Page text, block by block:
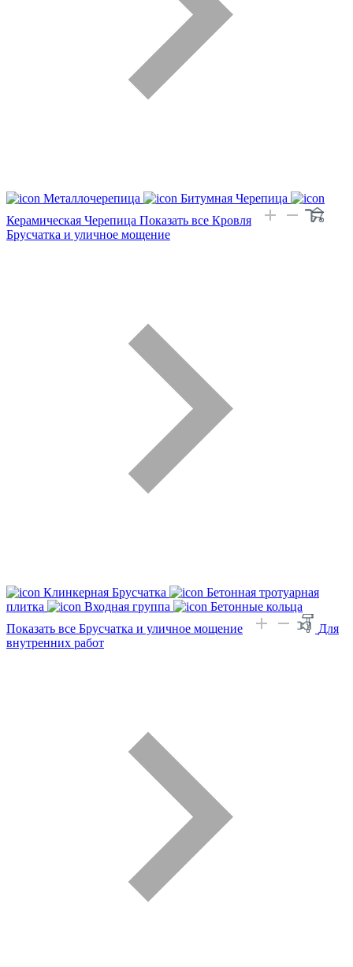
Металлочерепица
Битумная Черепица
Керамическая Черепица Показать все Кровля
Брусчатка и уличное мощение
Клинкерная Брусчатка
Бетонная тротуарная
плитка
Входная группа
Бетонные кольца
Показать все Брусчатка и уличное мощение
Для
внутренних работ